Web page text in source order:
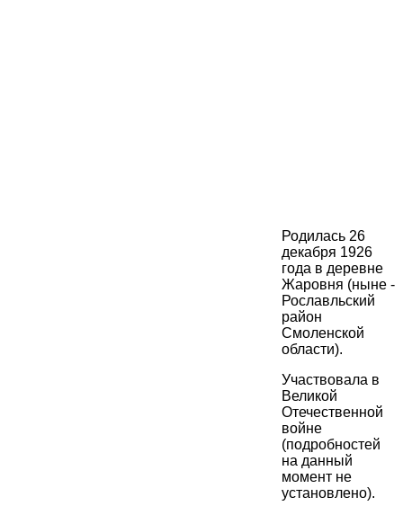
Родилась 26
декабря 1926
года в деревне
Жаровня (ныне -
Рославльский
район
Смоленской
области).
Участвовала в
Великой
Отечественной
войне
(подробностей
на данный
момент не
установлено).